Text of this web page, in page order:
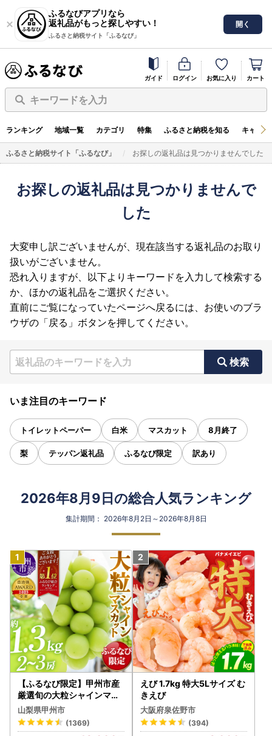
ふるなびアプリなら
返礼品がもっと探しやすい！
ふるさと納税サイト「ふるなび」
開く
ガイド ログイン お気に入り カート
キーワードを入力
ランキング 地域一覧 カテゴリ 特集 ふるさと納税を知る キャン
ふるさと納税サイト「ふるなび」 お探しの返礼品は見つかりませんでした
お探しの返礼品は見つかりませんで
した
大変申し訳ございませんが、現在該当する返礼品のお取り
扱いがございません。
恐れ入りますが、以下よりキーワードを入力して検索する
か、ほかの返礼品をご選択ください。
直前にご覧になっていたページへ戻るには、お使いのブラ
ウザの「戻る」ボタンを押してください。
検索
いま注目のキーワード
トイレットペーパー 白米 マスカット 8月終了
梨 テッパン返礼品 ふるなび限定 訳あり
2026年8月9日の総合人気ランキング
集計期間： 2026年8月2日～2026年8月8日
【ふるなび限定】甲州市産
厳選旬の大粒シャインマス
カット 約1.3kg 2～3房【2
026年発送】（MG）B12-
472 FN-Limited-VO シャ
山梨県甲州市
(1369)
えび 1.7kg 特大5Lサイズ む
きえび
大阪府泉佐野市
(394)